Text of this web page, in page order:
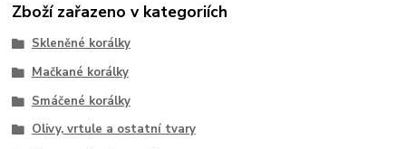
Zboží zařazeno v kategoriích
Skleněné korálky
Mačkané korálky
Smáčené korálky
Olivy, vrtule a ostatní tvary